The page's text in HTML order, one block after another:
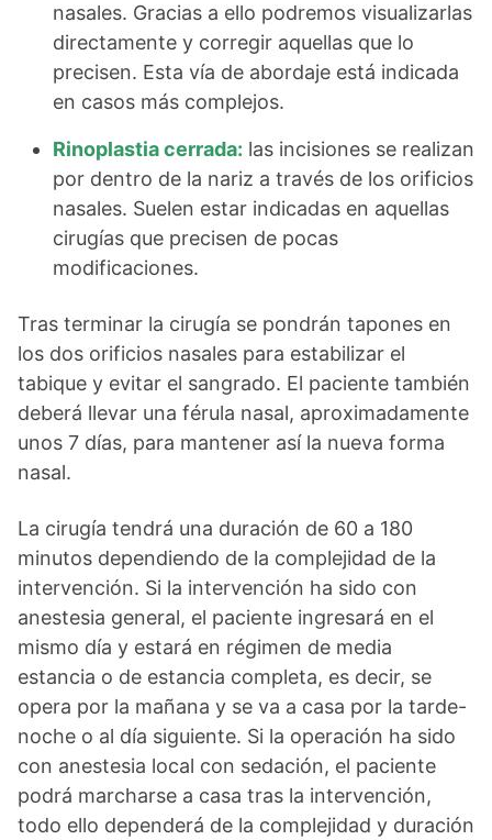
nasales. Gracias a ello podremos visualizarlas
directamente y corregir aquellas que lo
precisen. Esta vía de abordaje está indicada
en casos más complejos.
Rinoplastia cerrada: las incisiones se realizan
por dentro de la nariz a través de los orificios
nasales. Suelen estar indicadas en aquellas
cirugías que precisen de pocas
modificaciones.
Tras terminar la cirugía se pondrán tapones en
los dos orificios nasales para estabilizar el
tabique y evitar el sangrado. El paciente también
deberá llevar una férula nasal, aproximadamente
unos 7 días, para mantener así la nueva forma
nasal.
La cirugía tendrá una duración de 60 a 180
minutos dependiendo de la complejidad de la
intervención. Si la intervención ha sido con
anestesia general, el paciente ingresará en el
mismo día y estará en régimen de media
estancia o de estancia completa, es decir, se
opera por la mañana y se va a casa por la tarde-
noche o al día siguiente. Si la operación ha sido
con anestesia local con sedación, el paciente
podrá marcharse a casa tras la intervención,
todo ello dependerá de la complejidad y duración